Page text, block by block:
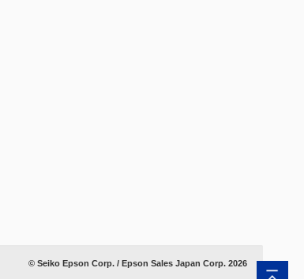
© Seiko Epson Corp. / Epson Sales Japan Corp. 2026